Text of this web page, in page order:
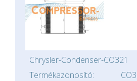
Chrysler-Condenser-CO321
Termékazonosító: